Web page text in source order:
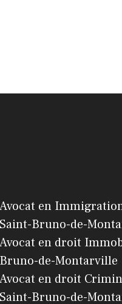
Avocat en
Saint-Bruno-de-
Avocat en droit
Bruno-de-Montarville
Avocat en droit
Saint-Bruno-de-